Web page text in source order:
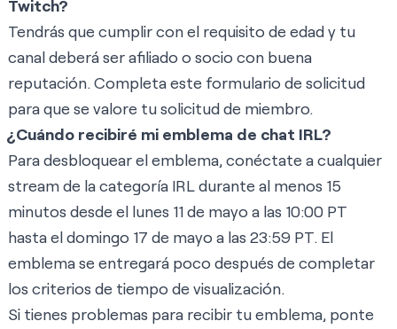
Twitch?
Tendrás que cumplir con el requisito de edad y tu
canal deberá ser afiliado o socio con buena
reputación. Completaeste formulario de solicitud
para que se valore tu solicitud de miembro.
¿Cuándo recibiré mi emblema de chat IRL?
Para desbloquear el emblema, conéctate a cualquier
stream de lacategoría IRLdurante al menos 15
minutos desde el lunes 11 de mayo a las 10:00 PT
hasta el domingo 17 de mayo a las 23:59 PT. El
emblema se entregará poco después de completar
los criterios de tiempo de visualización.
Si tienes problemas para recibir tu emblema, ponte